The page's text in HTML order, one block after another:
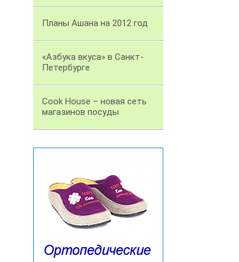
Планы Ашана на 2012 год
«Азбука вкуса» в Санкт-
Петербурге
Cook House – новая сеть
магазинов посуды